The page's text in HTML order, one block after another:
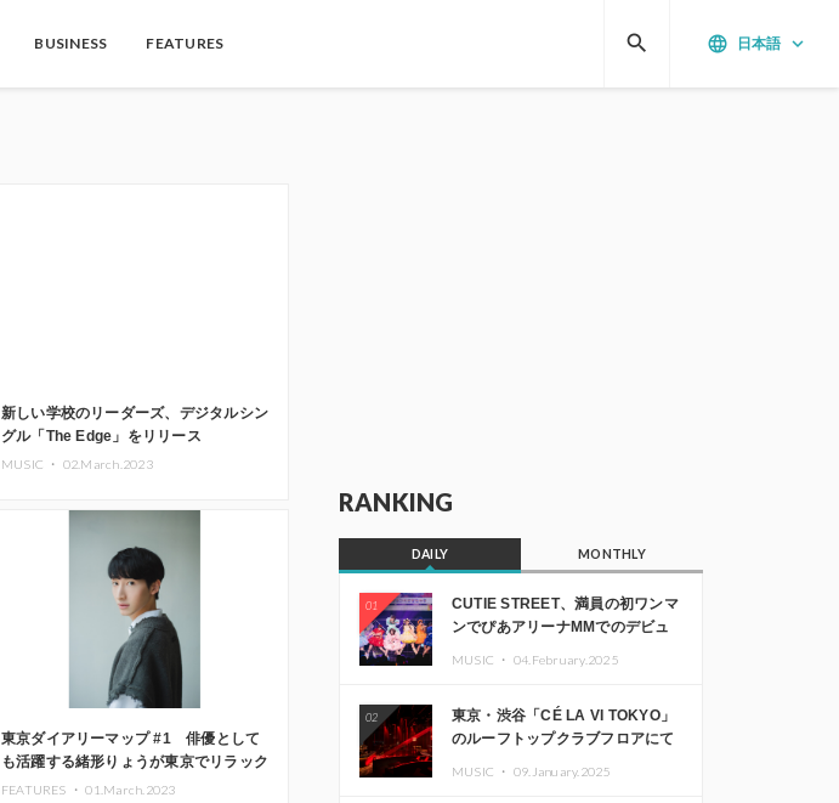
BUSINESS FEATURES language 日本語 keyboard_arrow_down
search
新しい学校のリーダーズ、デジタルシン
グル「The Edge」をリリース
MUSIC ・ 02.March.2023
東京ダイアリーマップ #1 俳優として
も活躍する緒形りょうが東京でリラック
スできるおすすめスポットを紹介
FEATURES ・01.March.2023
RANKING
DAILY MONTHLY
01
CUTIE STREET、満員の初ワンマ
ンでぴあアリーナMMでのデビュ
MUSIC ・ 04.February.2025
02
東京・渋谷「CÉ LA VI TOKYO」
のルーフトップクラブフロアにて
MUSIC ・ 09.January.2025